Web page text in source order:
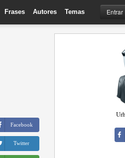
Frases Autores Temas Entrar
Facebook
Twitter